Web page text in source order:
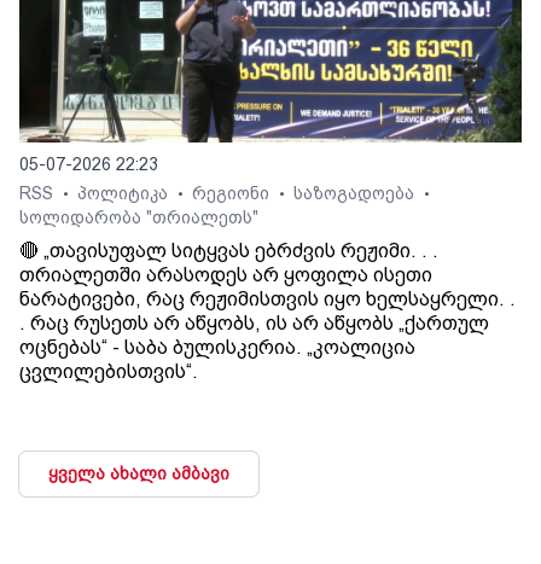
05-07-2026 22:23
RSS
• პოლიტიკა • რეგიონი • საზოგადოება •
სოლიდარობა "თრიალეთს"
🔴 „თავისუფალ სიტყვას ებრძვის რეჟიმი. . .
თრიალეთში არასოდეს არ ყოფილა ისეთი
ნარატივები, რაც რეჟიმისთვის იყო ხელსაყრელი. .
. რაც რუსეთს არ აწყობს, ის არ აწყობს „ქართულ
ოცნებას“ - საბა ბულისკერია. „კოალიცია
ცვლილებისთვის“.
ყველა ახალი ამბავი